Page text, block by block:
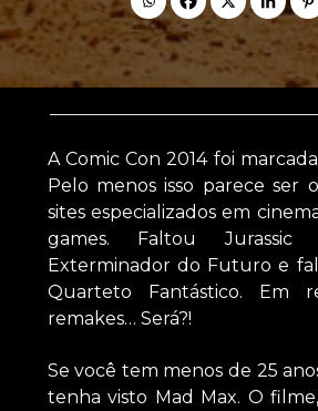
A Comic Con 2014 foi
Pelo menos isso parece ser
sites especializados em
games. Faltou Jurassic
Exterminador do Futuro e
Quarteto Fantástico. Em
remakes… Será?!
Se você tem menos de 25
tenha visto Mad Max. O